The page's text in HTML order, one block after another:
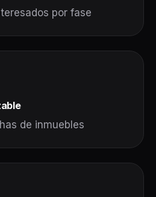
por fase
de inmuebles